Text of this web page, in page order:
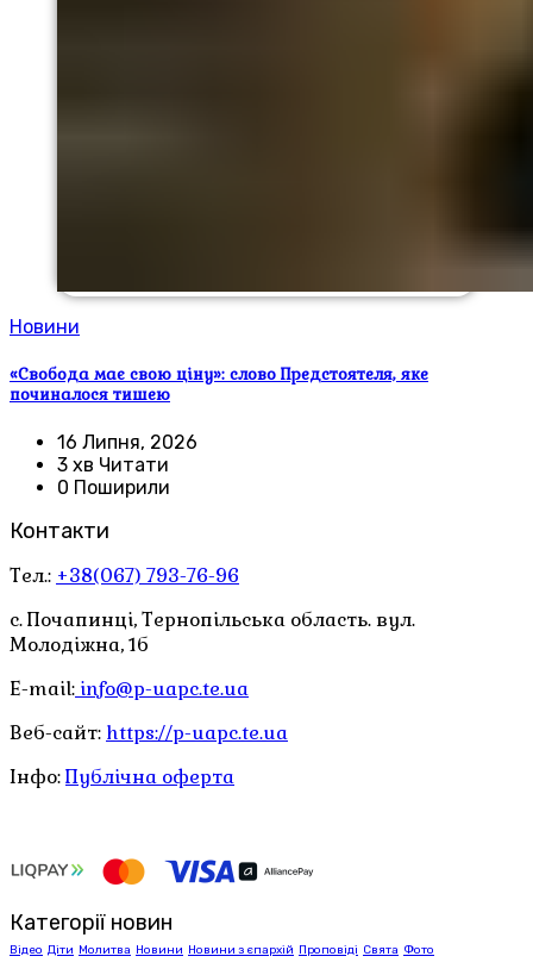
Новини
«Свобода має свою ціну»: слово Предстоятеля, яке
починалося тишею
16 Липня, 2026
3 хв Читати
0 Поширили
Контакти
Тел.: +38(067) 793-76-96
с. Почапинці, Тернопільська область. вул.
Молодіжна, 1б
E-mail: info@p-uapc.te.ua
Веб-сайт: https://p-uapc.te.ua
Інфо:Публічна оферта
Категорії новин
Відео Діти Молитва Новини Новини з єпархій Проповіді Свята Фото